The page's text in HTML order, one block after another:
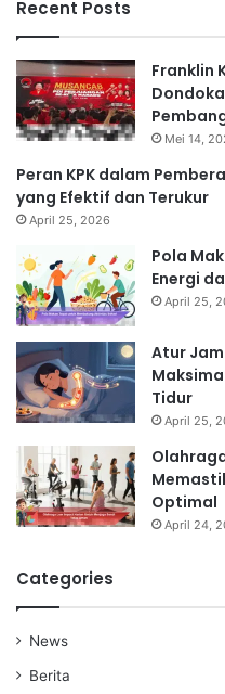
Recent Posts
Franklin
Mei 14,
Peran KPK dalam
yang Efektif dan Terukur
April 25, 2026
Pola
Energi
April 25,
Atur
Tidur
April 25,
Optimal
April 24,
Categories
News
Berita